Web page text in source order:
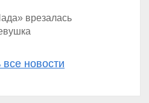
врезалась
все новости